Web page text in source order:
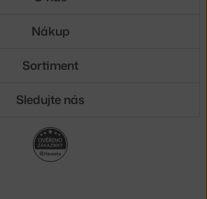
Nákup
Sortiment
Sledujte nás